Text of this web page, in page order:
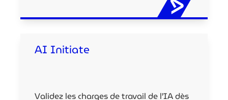
AI Initiate
Validez les charges de travail de l’IA dès